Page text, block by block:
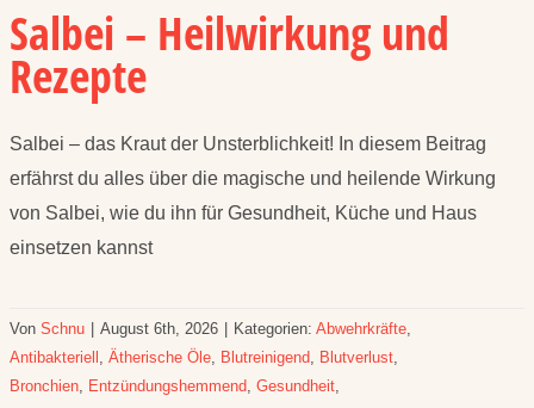
Salbei – Heilwirkung und
Rezepte
Salbei – das Kraut der Unsterblichkeit! In diesem Beitrag
erfährst du alles über die magische und heilende Wirkung
von Salbei, wie du ihn für Gesundheit, Küche und Haus
einsetzen kannst
Von Schnu August 6th, 2026 Kategorien: Abwehrkräfte,
Antibakteriell , Ätherische Öle, Blutreinigend, Blutverlust,
Bronchien, Entzündungshemmend, Gesundheit,